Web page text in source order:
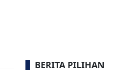
BERITA PILIHAN